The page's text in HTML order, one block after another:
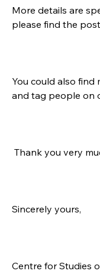
More details are
please find the
You could also
and tag people on
Thank you very
Sincerely yours,
Centre for Studies